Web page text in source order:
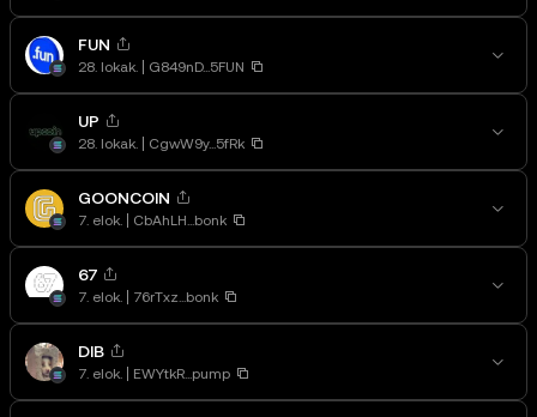
FUN
28. lokak. G849nD...5FUN
UP
28. lokak. CgwW9y...5fRk
GOONCOIN
7. elok. CbAhLH...bonk
67
7. elok. 76rTxz...bonk
DIB
7. elok. EWYtkR...pump